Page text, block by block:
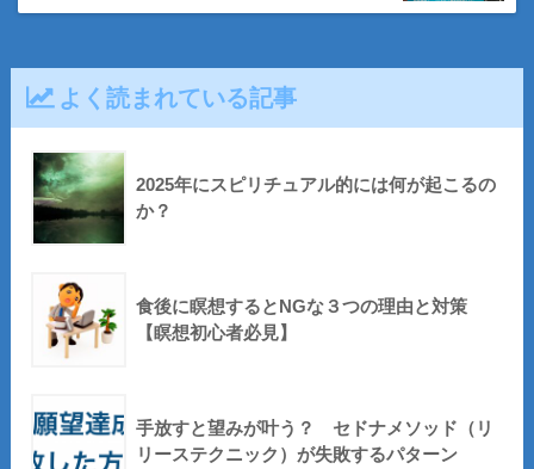
よく読まれている記事
2025年にスピリチュアル的には何が起こるの
か？
食後に瞑想するとNGな３つの理由と対策
【瞑想初心者必見】
手放すと望みが叶う？ セドナメソッド（リ
リーステクニック）が失敗するパターン